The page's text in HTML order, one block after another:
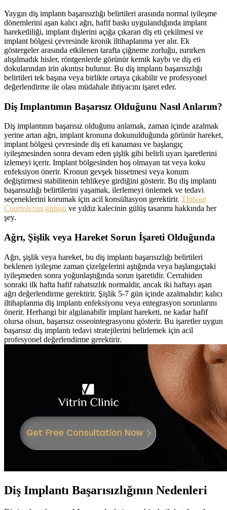
Yaygın diş implantı başarısızlığı belirtileri arasında normal iyileşme
dönemlerini aşan kalıcı ağrı, hafif baskı uygulandığında implant
hareketliliği, implant dişlerini açığa çıkaran diş eti çekilmesi ve
implant bölgesi çevresinde kronik iltihaplanma yer alır. Ek
göstergeler arasında etkilenen tarafta çiğneme zorluğu, ısırırken
alışılmadık hisler, röntgenlerde görünür kemik kaybı ve diş eti
dokularından irin akıntısı bulunur. Bu diş implantı başarısızlığı
belirtileri tek başına veya birlikte ortaya çıkabilir ve profesyonel
değerlendirme ile olası müdahale ihtiyacını işaret eder.
Diş Implantımın Başarısız Olduğunu Nasıl Anlarım?
Diş implantının başarısız olduğunu anlamak, zaman içinde azalmak
yerine artan ağrı, implant kronuna dokunulduğunda görünür hareket,
implant bölgesi çevresinde diş eti kanaması ve başlangıç
iyileşmesinden sonra devam eden şişlik gibi belirli uyarı işaretlerini
izlemeyi içerir. Implant bölgesinden hoş olmayan tat veya koku
enfeksiyon önerir. Kronun gevşek hissetmesi veya konum
değiştirmesi stabilitenin tehlikeye girdiğini gösterir. Bu diş implantı
başarısızlığı belirtilerini yaşamak, ilerlemeyi önlemek ve tedavi
seçeneklerini korumak için acil konsültasyon gerektirir. Thibaut
Courtois'nın gülüşü ve yıldız kalecinin gülüş tasarımı hakkında her
şey.
Ağrı, Şişlik veya Hareket Sorun İşareti Olduğunda
Ağrı, şişlik veya hareket, bu diş implantı başarısızlığı belirtileri
beklenen iyileşme zaman çizelgelerini aştığında veya başlangıçtaki
iyileşmeden sonra yoğunlaştığında sorun işaretidir. Cerrahiden
sonraki ilk hafta hafif rahatsızlık normaldir, ancak iki haftayı aşan
ağrı değerlendirme gerektirir. Şişlik 5-7 gün içinde azalmalıdır; kalıcı
iltihaplanma diş implantı enfeksiyonu veya entegrasyon sorunlarını
önerir. Herhangi bir algılanabilir implant hareketi, ne kadar hafif
olursa olsun, başarısız osseointegrasyonu gösterir. Bu işaretler uygun
başarısız diş implantı tedavi stratejilerini belirlemek için acil
profesyonel değerlendirme gerektirir.
Diş Implantı Başarısızlığının Nedenleri